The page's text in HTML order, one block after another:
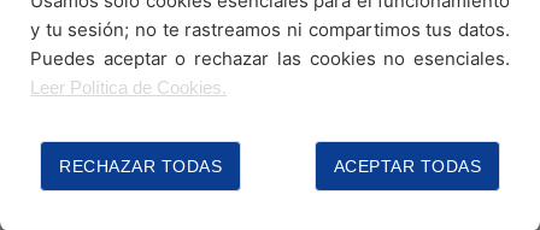
y tu sesión; no te rastreamos ni compartimos tus datos.
Puedes aceptar o rechazar las cookies no esenciales.
Leer Política de Cookies.
RECHAZAR TODAS ACEPTAR TODAS